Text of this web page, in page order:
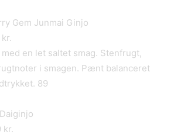
Gem Junmai Ginjo
en let saltet smag. Stenfrugt,
i smagen. Pænt balanceret
89
kr.